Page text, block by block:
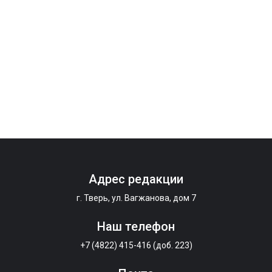
Адрес редакции
г. Тверь, ул. Вагжанова, дом 7
Наш телефон
+7 (4822) 415-416 (доб. 223)